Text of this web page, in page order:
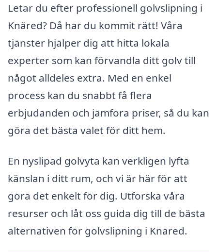
Letar du efter professionell golvslipning i
Knäred? Då har du kommit rätt! Våra
tjänster hjälper dig att hitta lokala
experter som kan förvandla ditt golv till
något alldeles extra. Med en enkel
process kan du snabbt få flera
erbjudanden och jämföra priser, så du kan
göra det bästa valet för ditt hem.
En nyslipad golvyta kan verkligen lyfta
känslan i ditt rum, och vi är här för att
göra det enkelt för dig. Utforska våra
resurser och låt oss guida dig till de bästa
alternativen för golvslipning i Knäred.